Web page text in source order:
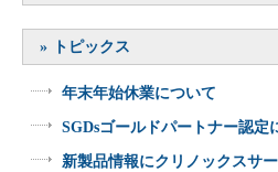
トピックス
年末年始休業について
SGDsゴールドパートナー認定
新製品情報にクリノックスサ